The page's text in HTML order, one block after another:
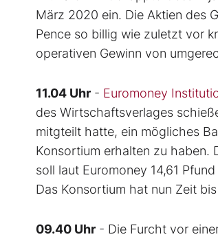
März 2020 ein. Die Aktien des
Pence so billig wie zuletzt vor
operativen Gewinn von
11.04 Uhr - Euromoney
des Wirtschaftsverlages
mitgteilt hatte, ein mögliches
Konsortium erhalten zu haben.
soll laut Euromoney 14,61
Das Konsortium hat nun Zeit
09.40 Uhr - Die Furcht vor